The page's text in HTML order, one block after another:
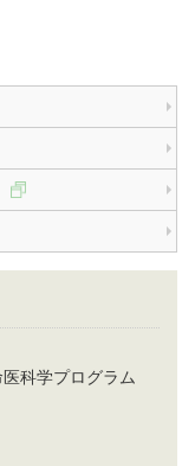
科学プログラム